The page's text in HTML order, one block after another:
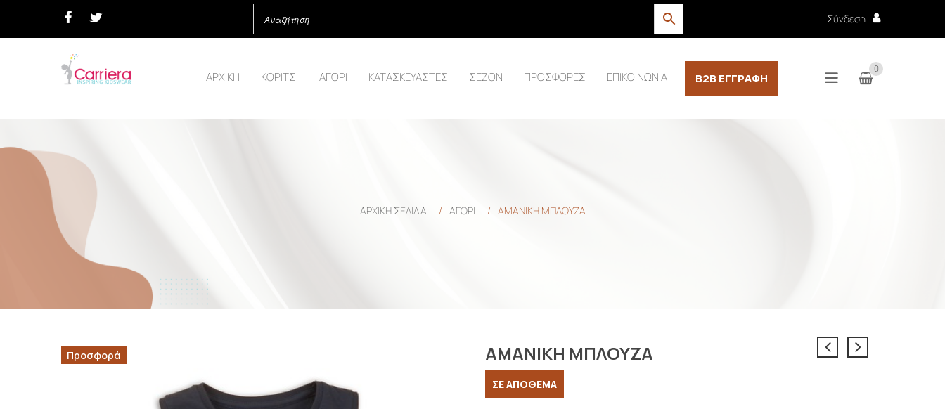
Σύνδεση
ΑΡΧΙΚΗ ΚΟΡΙΤΣΙ ΑΓΟΡΙ ΚΑΤΑΣΚΕΥΑΣΤΕΣ ΣΕΖΟΝ ΠΡΟΣΦΟΡΕΣ ΕΠΙΚΟΙΝΩΝΙΑ B2B ΕΓΓΡΑΦΉ
0
ΑΡΧΙΚΉ ΣΕΛΊΔΑ / ΑΓΟΡΙ / ΑΜΑΝΙΚΗ ΜΠΛΟΥΖΑ
Προσφορά ΑΜΑΝΙΚΗ ΜΠΛΟΥΖΑ
ΣΕ ΑΠΟΘΕΜΑ